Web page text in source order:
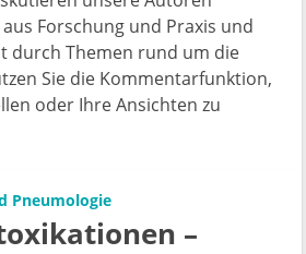
Forschung und Praxis und
durch Themen rund um die
Sie die Kommentarfunktion,
oder Ihre Ansichten zu
Pneumologie
–